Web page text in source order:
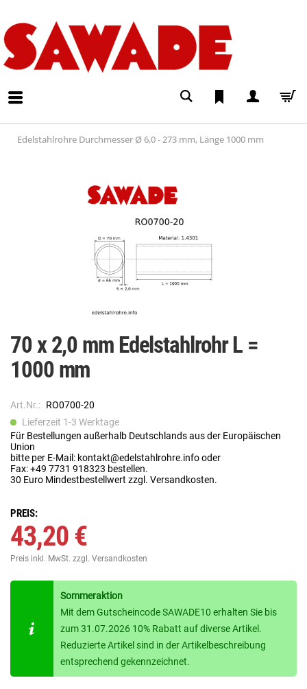
Edelstahlrohre Durchmesser Ø 6,0 - 273 mm, Länge 1000 mm
70 x 2,0 mm Edelstahlrohr L =
1000 mm
Art.Nr.: RO0700-20
Lieferzeit 1-3 Werktage
Für Bestellungen außerhalb Deutschlands aus der Europäischen
Union
bitte per E-Mail: kontakt@edelstahlrohre.info oder
Fax: +49 7731 918323 bestellen.
30 Euro Mindestbestellwert zzgl. Versandkosten.
PREIS:
43,20 €
Preis inkl. MwSt. zzgl. Versandkosten
Sommeraktion
Mit dem Gutscheincode SAWADE10 erhalten Sie bis
zum 31.07.2026 10% Rabatt auf diverse Artikel.
Reduzierte Artikel sind in der Artikelbeschreibung
entsprechend gekennzeichnet.